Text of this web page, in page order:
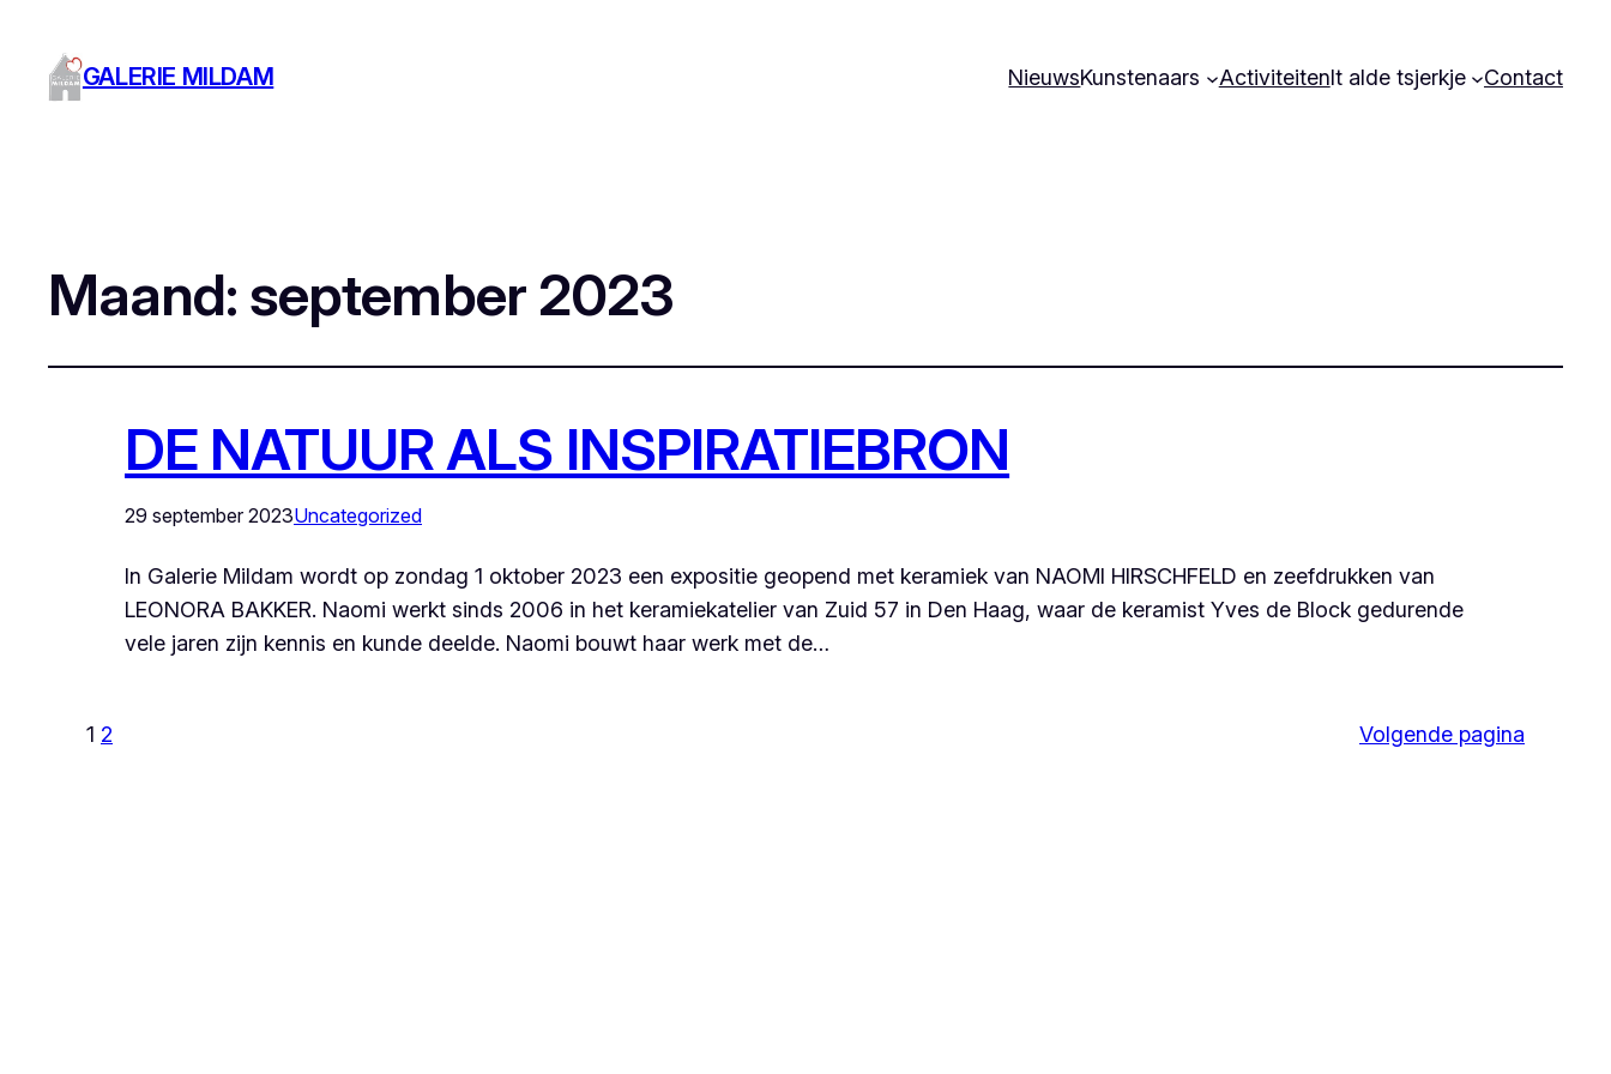
GALERIE MILDAM NieuwsKunstenaars ActiviteitenIt alde tsjerkje Contact
Maand: september 2023
DE NATUUR ALS INSPIRATIEBRON
29 september 2023Uncategorized
In Galerie Mildam wordt op zondag 1 oktober 2023 een expositie geopend met keramiek van NAOMI HIRSCHFELD en zeefdrukken van
LEONORA BAKKER. Naomi werkt sinds 2006 in het keramiekatelier van Zuid 57 in Den Haag, waar de keramist Yves de Block gedurende
vele jaren zijn kennis en kunde deelde. Naomi bouwt haar werk met de…
1 2 Volgende pagina